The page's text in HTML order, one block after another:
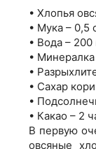
• Хлопья
• Мука – 0,5
• Вода – 200
•
•
• Сахар
•
• Какао – 2
В первую
овсяные